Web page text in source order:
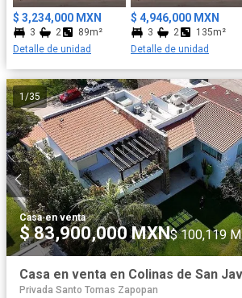
$ 3,234,000 MXN
3 2
89m²
Detalle de unidad
$ 4,946,000 MXN
3 2
135m²
Detalle de unidad
1 /35
Casa·en venta
$ 83,900,000 MXN$ 100,119
Casa en venta en Colinas de San
Privada Santo Tomas Zapopan